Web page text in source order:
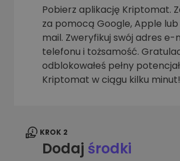
Pobierz aplikację Kriptomat.
za pomocą Google, Apple
mail. Zweryfikuj swój adres e-
telefonu i tożsamość.
odblokowałeś pełny
Kriptomat w ciągu kilku minut!
KROK 2
Dodaj środki